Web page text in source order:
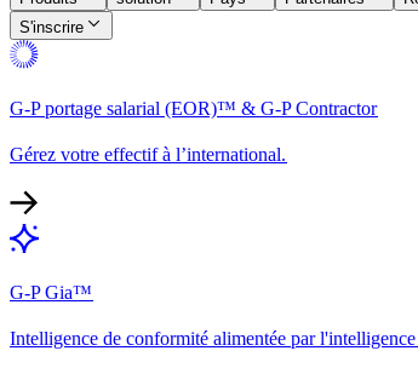
S'inscrire​​
G-P portage salarial (EOR)™ & G-P Contractor​​
Gérez votre effectif à l’international.​​
G-P Gia™​​
Intelligence de conformité alimentée par